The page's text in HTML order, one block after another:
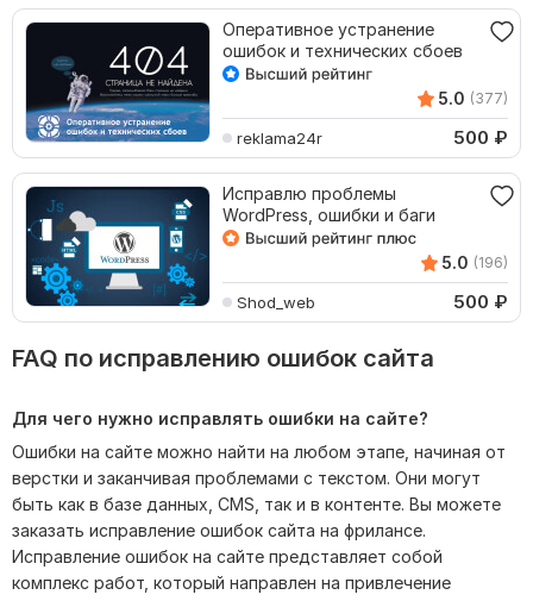
Оперативное устранение
ошибок и технических сбоев
5.0 (377)
reklama24r 500 ₽
Исправлю проблемы
WordPress, ошибки и баги
5.0 (196)
Shod_web 500 ₽
FAQ по исправлению ошибок сайта
Для чего нужно исправлять ошибки на сайте?
Ошибки на сайте можно найти на любом этапе, начиная от
верстки и заканчивая проблемами с текстом. Они могут
быть как в базе данных, CMS, так и в контенте. Вы можете
заказать исправление ошибок сайта на фрилансе.
Исправление ошибок на сайте представляет собой
комплекс работ, который направлен на привлечение